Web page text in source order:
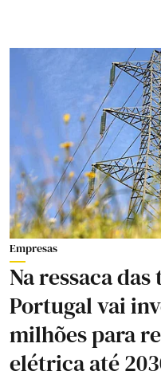
Empresas
Na ressaca
Portugal vai
milhões para
elétrica até